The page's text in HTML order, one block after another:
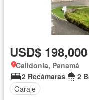
USD$ 198,000
Calidonia, Panamá
2 Recámaras
2
Garaje